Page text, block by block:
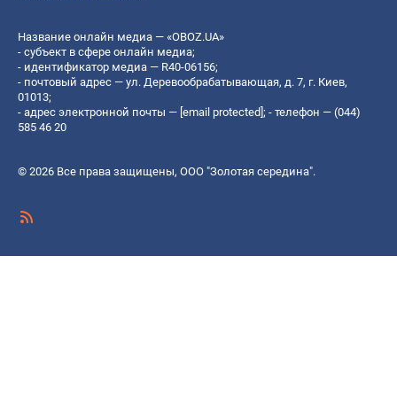
Название онлайн медиа — «OBOZ.UA»
- субъект в сфере онлайн медиа;
- идентификатор медиа — R40-06156;
- почтовый адрес — ул. Деревообрабатывающая, д. 7, г. Киев,
01013;
- адрес электронной почты — [email protected]; - телефон — (044)
585 46 20
© 2026 Все права защищены, ООО "Золотая середина".